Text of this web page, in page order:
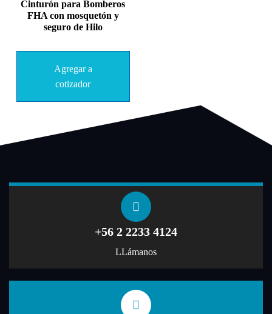
Cinturón para Bomberos
FHA con mosquetón y
seguro de Hilo
Agregar a
cotizador
+56 2 2233 4124
LLámanos